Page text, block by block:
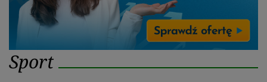
Sport